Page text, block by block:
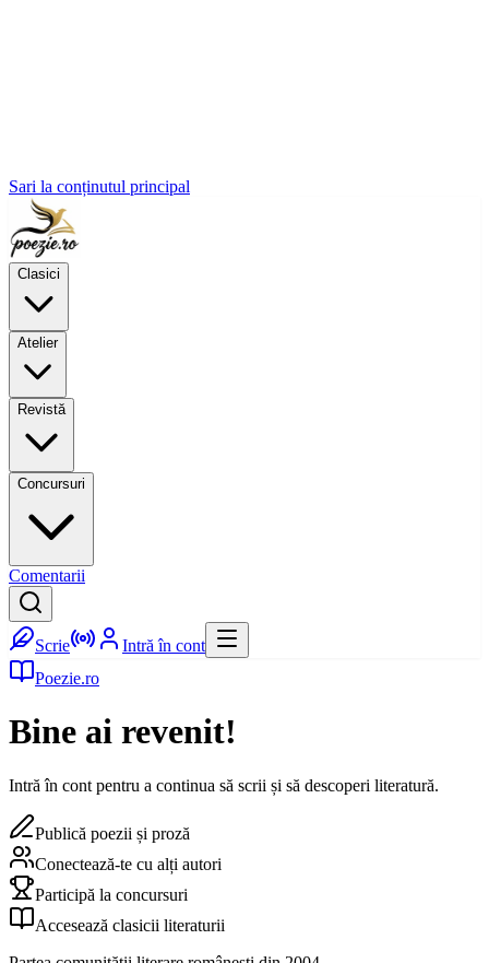
Sari la conținutul principal
Clasici
Atelier
Revistă
Concursuri
Comentarii
Scrie
Intră în cont
Poezie.ro
Bine ai revenit!
Intră în cont pentru a continua să scrii și să descoperi literatură.
Publică poezii și proză
Conectează-te cu alți autori
Participă la concursuri
Accesează clasicii literaturii